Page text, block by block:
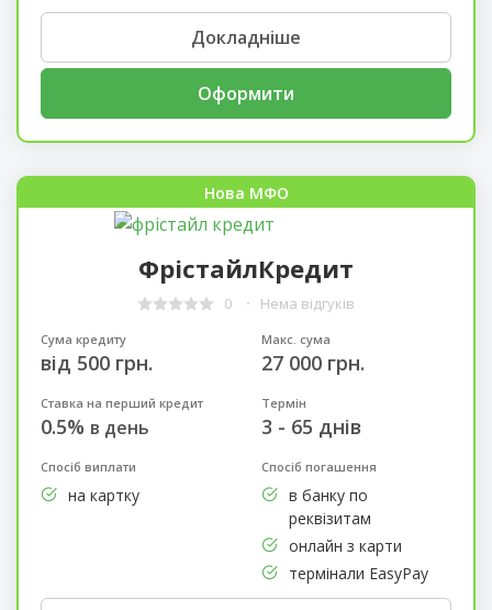
Докладніше
Оформити
Нова МФО
ФрістайлКредит
0 Нема відгуків
Сума кредиту
від 500 грн.
Макс. сума
27 000 грн.
Ставка на перший кредит
0.5% в день
Термін
3 - 65 днів
Спосіб виплати
на картку
Спосіб погашення
в банку по
реквізитам
онлайн з карти
термінали EasyPay